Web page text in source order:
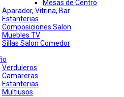
Mesas de Centro
Aparador, Vitrina, Bar
Estanterias
Composiciones Salon
Muebles TV
Sillas Salon Comedor
Verduleros
Camareras
Estanterias
Multiusos